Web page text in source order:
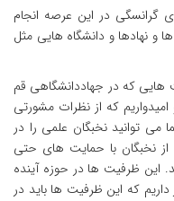
گرانسگی در این عرصه انجام
و نهادها و دانشگاه هایی مثل
هایی که در جهاددانشگاهی قم
که از نظرات مشورتی
می توانید نخبگان علمی را در
نخبگان با حمایت های حتی
این ظرفیت ها در حوزه آینده
که این ظرفیت ها باید در